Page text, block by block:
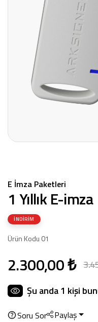
E İmza Paketleri
1 Yıllık E-imza
İNDIRIM
Ürün Kodu 01
2.300,00 ₺
Şu anda1 kişi
Soru Sor Paylaş